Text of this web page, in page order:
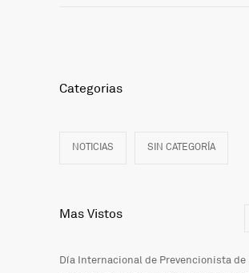
Categorias
NOTICIAS SIN CATEGORÍA
Mas Vistos
Día Internacional de Prevencionista de